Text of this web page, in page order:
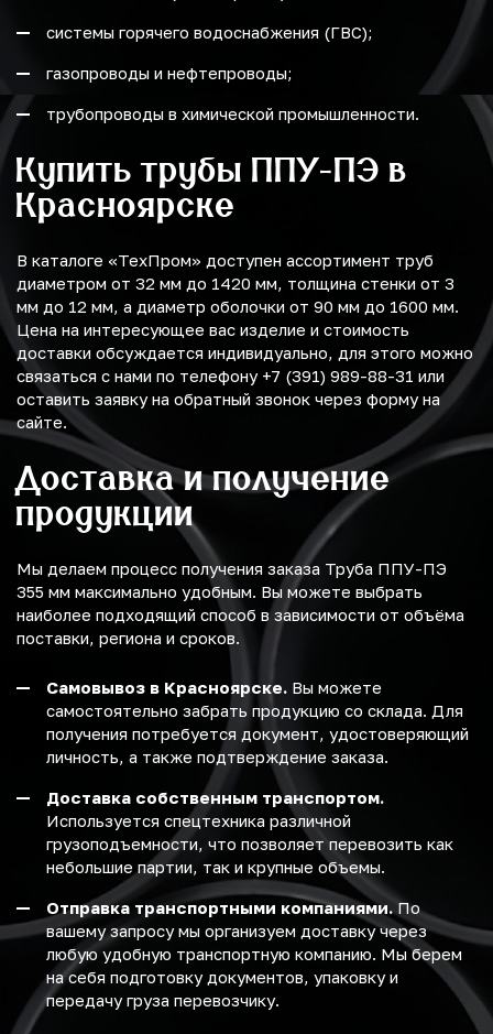
системы горячего водоснабжения (ГВС);
газопроводы и нефтепроводы;
трубопроводы в химической промышленности.
Купить трубы ППУ-ПЭ в
Красноярске
В каталоге «ТехПром» доступен ассортимент труб
диаметром от 32 мм до 1420 мм, толщина стенки от 3
мм до 12 мм, а диаметр оболочки от 90 мм до 1600 мм.
Цена на интересующее вас изделие и стоимость
доставки обсуждается индивидуально, для этого можно
связаться с нами по телефону +7 (391) 989-88-31 или
оставить заявку на обратный звонок через форму на
сайте.
Доставка и получение
продукции
Мы делаем процесс получения заказа Труба ППУ-ПЭ
355 мм максимально удобным. Вы можете выбрать
наиболее подходящий способ в зависимости от объёма
поставки, региона и сроков.
Самовывоз в Красноярске. Вы можете
самостоятельно забрать продукцию со склада. Для
получения потребуется документ, удостоверяющий
личность, а также подтверждение заказа.
Доставка собственным транспортом.
Используется спецтехника различной
грузоподъемности, что позволяет перевозить как
небольшие партии, так и крупные объемы.
Отправка транспортными компаниями. По
вашему запросу мы организуем доставку через
любую удобную транспортную компанию. Мы берем
на себя подготовку документов, упаковку и
передачу груза перевозчику.